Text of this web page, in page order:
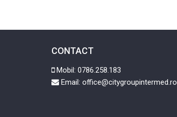
CONTACT
Mobil: 0786.258.183
Email: office@citygroupintermed.ro